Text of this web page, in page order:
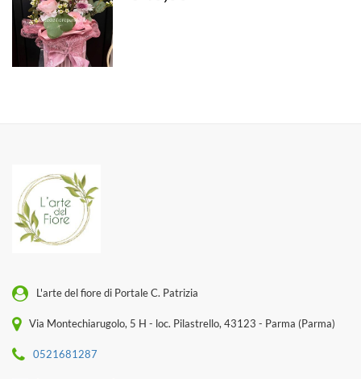
L'arte del fiore di Portale C. Patrizia
Via Montechiarugolo, 5 H - loc. Pilastrello, 43123 - Parma (Parma)
0521681287